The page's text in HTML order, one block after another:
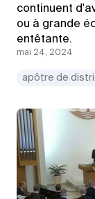
continuent
ou à grande
entêtante.
mai 24, 2024
apôtre de